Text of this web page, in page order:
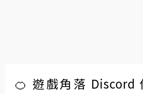
🍊 遊戲角落 Discord